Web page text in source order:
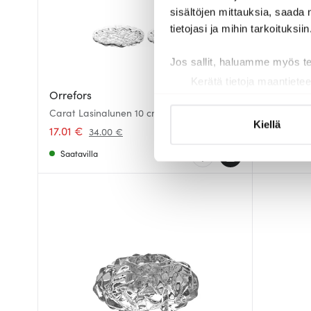
sisältöjen mittauksia, saada
tietojasi ja mihin tarkoituksiin.
Jos sallit, haluamme myös
Kerätä tietoja
Käytämme evästeitä
olet antanut heille tai joita
Kiellä
Orrefors
Carat Lasinalunen 10 cm 2 kpl
17.01 € 34.00 €
Saatavilla
89.00 €